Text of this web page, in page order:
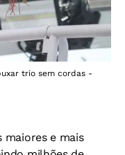
trio sem cordas -
e mais